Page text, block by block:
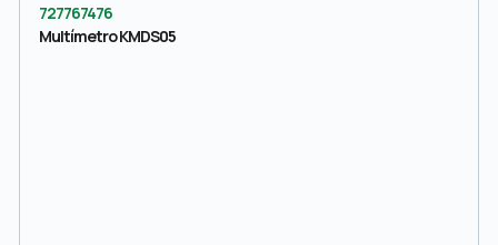
727767476
Multímetro KMDS05